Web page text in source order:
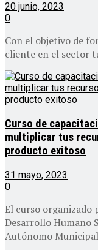
20 junio, 2023
0
Con el objetivo de
cliente en el sector
Curso de
multiplicar tus
producto exitoso
31 mayo, 2023
0
El curso
Desarrollo Humano
Autónomo